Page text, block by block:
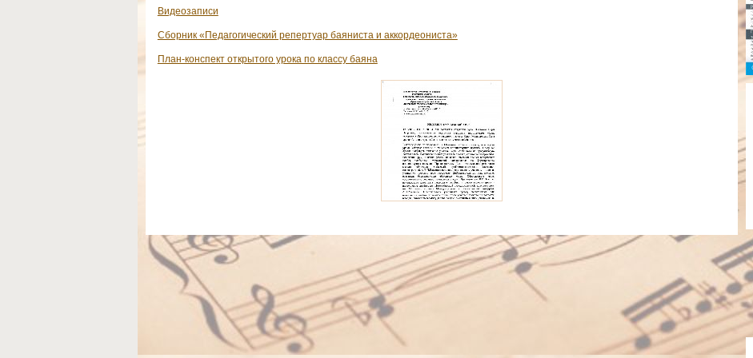
Видеозаписи
Сборник «Педагогический репертуар баяниста и аккордеониста»
План-конспект открытого урока по классу баяна